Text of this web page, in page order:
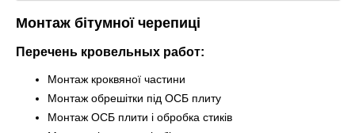
Монтаж бітумної черепиці
Перечень кровельных работ:
Монтаж кроквяної частини
Монтаж обрешітки під ОСБ плиту
Монтаж ОСБ плити і обробка стиків